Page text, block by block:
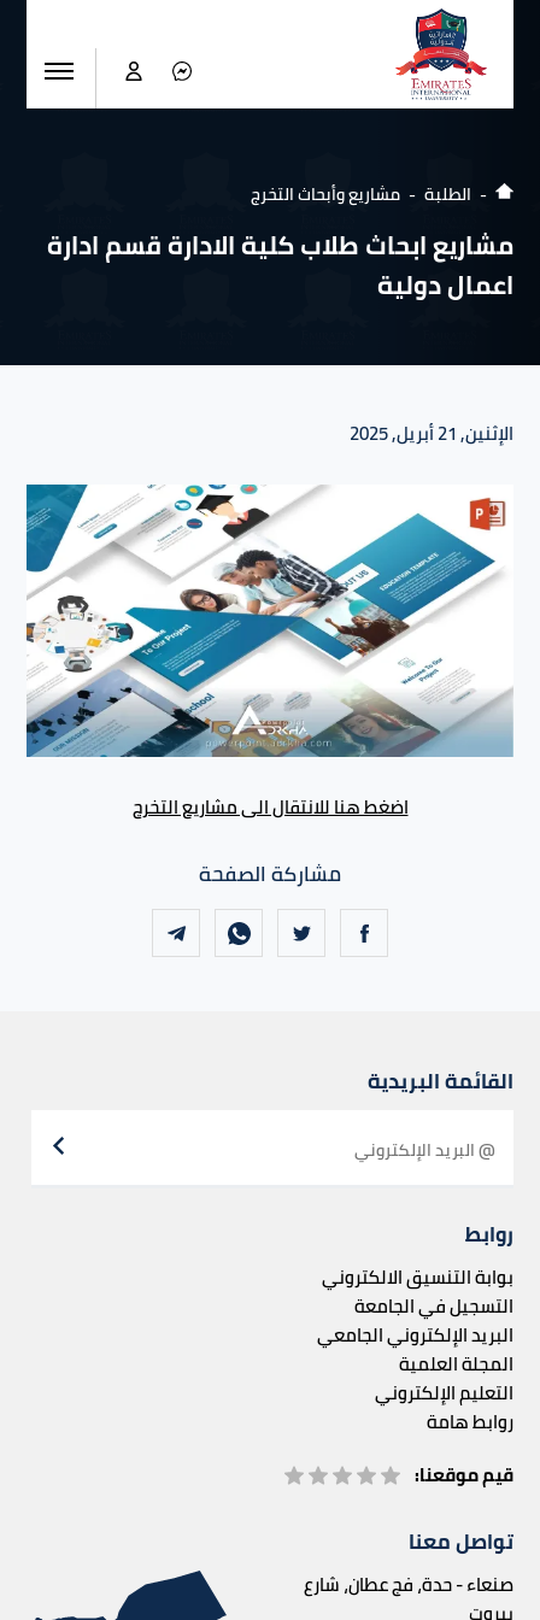
الطلبة مشاريع وأبحاث التخرج
مشاريع ابحاث طلاب كلية الادارة قسم ادارة
اعمال دولية
الإثنين, 21 أبريل, 2025
اضغط هنا للانتقال الى مشاريع التخرج
مشاركة الصفحة
القائمة البريدية
روابط
بوابة التنسيق الالكتروني
التسجيل في الجامعة
البريد الإلكتروني الجامعي
المجلة العلمية
التعليم الإلكتروني
روابط هامة
قيم موقعنا:
تواصل معنا
صنعاء - حدة، فج عطان، شارع